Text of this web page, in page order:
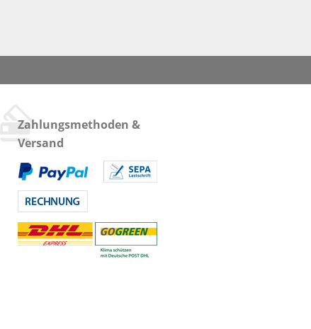
Zahlungsmethoden &
Versand